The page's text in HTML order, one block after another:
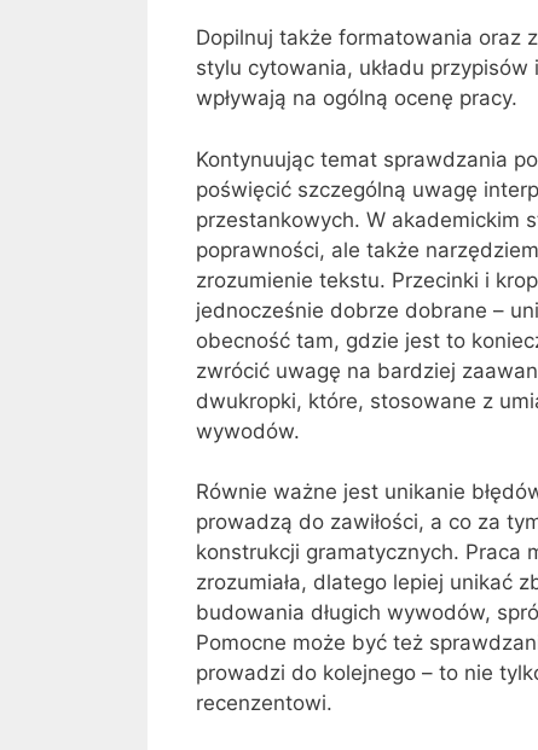
Dopilnuj także formatowania oraz
stylu cytowania, układu
wpływają na ogólną ocenę pracy.
Kontynuując temat sprawdzania
poświęcić szczególną uwagę
przestankowych. W akademickim
poprawności, ale także
zrozumienie tekstu. Przecinki i
jednocześnie dobrze dobrane –
obecność tam, gdzie jest to
zwrócić uwagę na bardziej
dwukropki, które, stosowane z
wywodów.
Równie ważne jest unikanie
prowadzą do zawiłości, a co za
konstrukcji gramatycznych. Praca
zrozumiała, dlatego lepiej unikać
budowania długich wywodów,
Pomocne może być też
prowadzi do kolejnego – to nie
recenzentowi.